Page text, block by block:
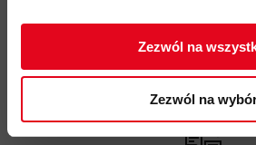
Zezwól na
Zezwól na